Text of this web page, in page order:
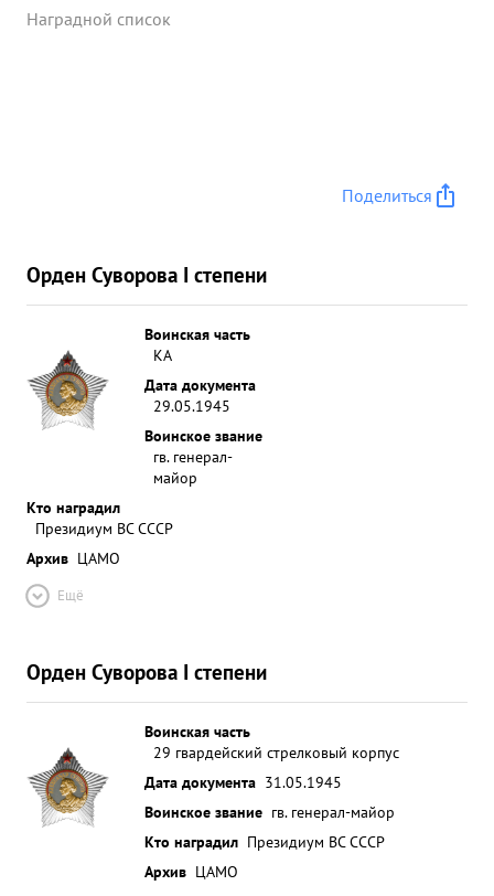
Наградной список
Поделиться
Орден Суворова I степени
Воинская часть
КА
Дата документа
29.05.1945
Воинское звание
гв. генерал-
майор
Кто наградил
Президиум ВС СССР
Архив ЦАМО
Ещё
Орден Суворова I степени
Воинская часть
29 гвардейский стрелковый корпус
Дата документа 31.05.1945
Воинское звание гв. генерал-майор
Кто наградил Президиум ВС СССР
Архив ЦАМО